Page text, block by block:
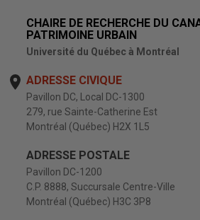
CHAIRE DE RECHERCHE DU
PATRIMOINE URBAIN
Université du Québec à Montréal
ADRESSE CIVIQUE
Pavillon DC, Local DC-1300
279, rue Sainte-Catherine Est
Montréal (Québec) H2X 1L5
ADRESSE POSTALE
Pavillon DC-1200
C.P. 8888, Succursale Centre-Ville
Montréal (Québec) H3C 3P8